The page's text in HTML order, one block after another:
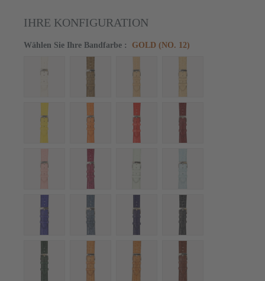
IHRE KONFIGURATION
Wählen Sie Ihre Bandfarbe : GOLD (NO. 12)